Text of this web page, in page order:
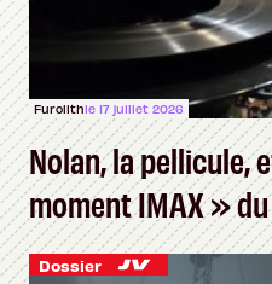
Furolithle 17 juillet 2026
Nolan, la pellicule,
moment IMAX »
Dossier